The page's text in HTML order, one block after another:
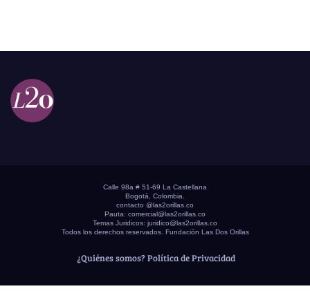
Calle 98a # 51-69 La Castellana
Bogotá, Colombia.
contacto @las2orillas.co
Pauta: comercial@las2orillas.co
Temas Juridicos: juridico@las2orillas.co
Todos los derechos reservados. Fundación Las Dos Orillas
¿Quiénes somos? Política de Privacidad